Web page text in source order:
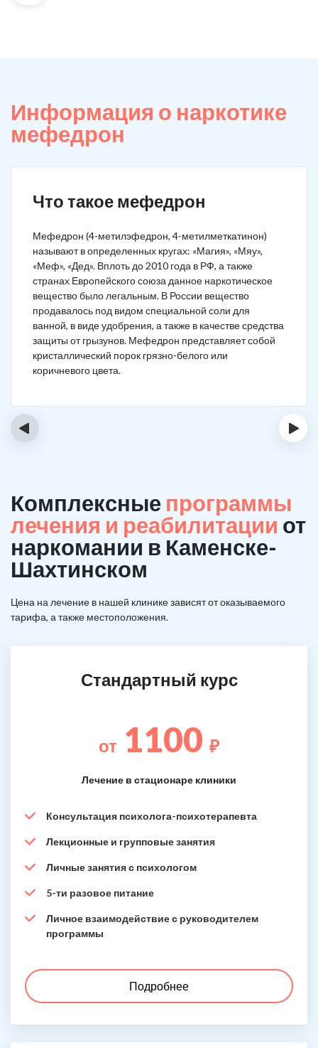
Информация о наркотике
мефедрон
Что такое мефедрон
Мефедрон (4-метилэфедрон, 4-метилметкатинон)
называют в определенных кругах: «Магия», «Мяу»,
«Меф», «Дед». Вплоть до 2010 года в РФ, а также
странах Европейского союза данное наркотическое
вещество было легальным. В России вещество
продавалось под видом специальной соли для
ванной, в виде удобрения, а также в качестве средства
защиты от грызунов. Мефедрон представляет собой
кристаллический порок грязно-белого или
коричневого цвета.
‹ ›
Комплексные программы
лечения и реабилитации от
наркомании в Каменске-
Шахтинском
Цена на лечение в нашей клинике зависят от оказываемого
тарифа, а также местоположения.
Стандартный курс
от 1100 ₽
Лечение в стационаре клиники
Консультация психолога-психотерапевта
Лекционные и групповые занятия
Личные занятия с психологом
5-ти разовое питание
Личное взаимодействие с руководителем
программы
Подробнее